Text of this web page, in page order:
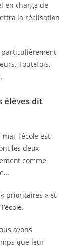
en charge de
la réalisation
particulièrement
Toutefois,
élèves dit
l’école est
les deux
comme
prioritaires » et
avons
que leur